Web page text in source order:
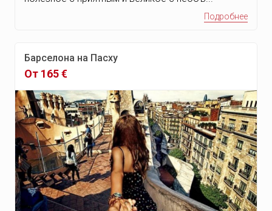
Подробнее
Барселона на Пасху
От 165 €